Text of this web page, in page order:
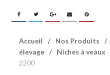
Accueil / Nos Produits /
élevage / Niches à veaux
2200